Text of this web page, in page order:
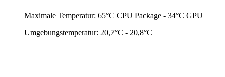
Maximale Temperatur: 65°C CPU Package - 34°C GPU
Umgebungstemperatur: 20,7°C - 20,8°C